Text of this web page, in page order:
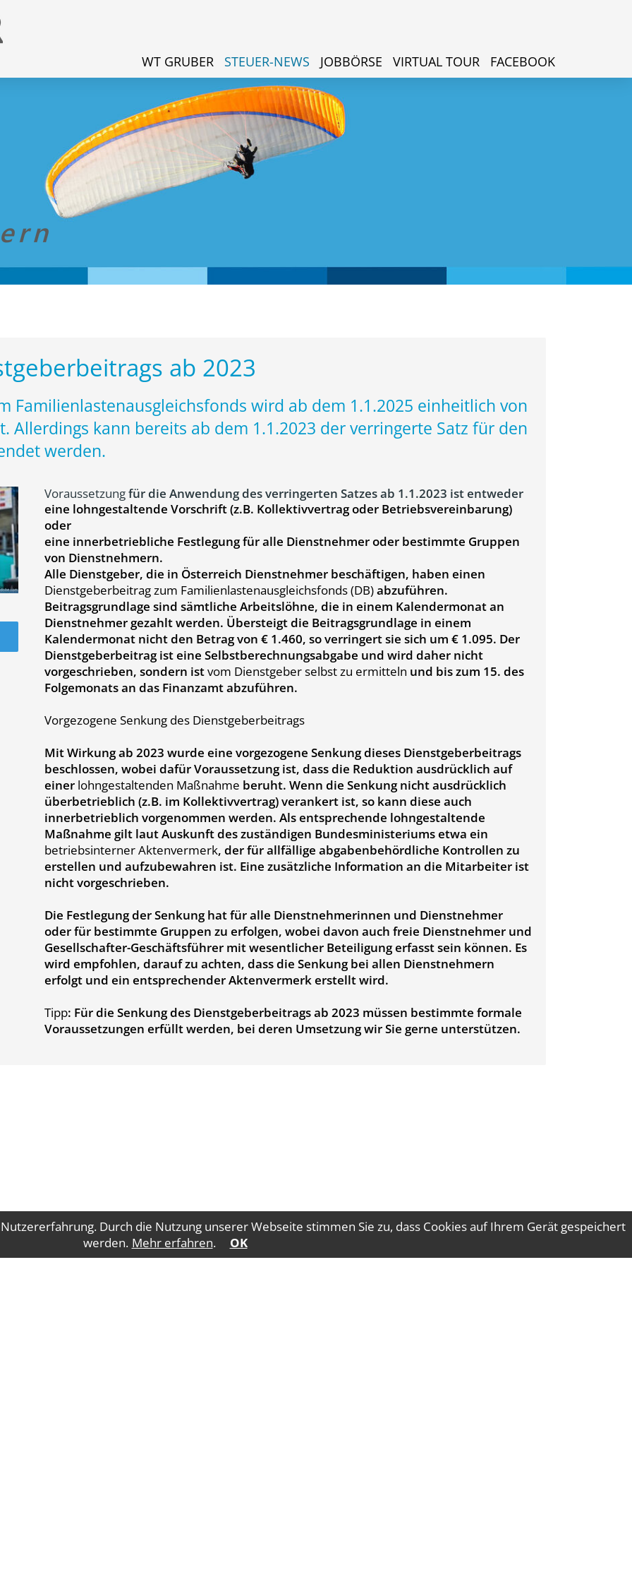
Durch die Nutzung unserer Webseite stimmen Sie zu, dass Cookies auf Ihrem Gerät gespeichert
werden. Mehr erfahren. OK
WT GRUBER STEUER-NEWS JOBBÖRSE VIRTUAL TOUR FACEBOOK
ab 2023
Familienlastenausgleichsfonds wird ab dem 1.1.2025 einheitlich von
Allerdings kann bereits ab dem 1.1.2023 der verringerte Satz für den
werden.
Voraussetzungfür die Anwendung des verringerten Satzes ab 1.1.2023 ist entweder
eine lohngestaltende Vorschrift (z.B. Kollektivvertrag oder Betriebsvereinbarung)
oder
eine innerbetriebliche Festlegung für alle Dienstnehmer oder bestimmte Gruppen
von Dienstnehmern.
Alle Dienstgeber, die in Österreich Dienstnehmer beschäftigen, haben einen
Dienstgeberbeitrag zum Familienlastenausgleichsfonds (DB)abzuführen.
Beitragsgrundlage sind sämtliche Arbeitslöhne, die in einem Kalendermonat an
Dienstnehmer gezahlt werden. Übersteigt die Beitragsgrundlage in einem
Kalendermonat nicht den Betrag von € 1.460, so verringert sie sich um € 1.095. Der
Dienstgeberbeitrag ist eine Selbstberechnungsabgabe und wird daher nicht
vorgeschrieben, sondern istvom Dienstgeber selbst zu ermitteln und bis zum 15. des
Folgemonats an das Finanzamt abzuführen.
Vorgezogene Senkung des Dienstgeberbeitrags
Mit Wirkung ab 2023 wurde eine vorgezogene Senkung dieses Dienstgeberbeitrags
beschlossen, wobei dafür Voraussetzung ist, dass die Reduktion ausdrücklich auf
einer lohngestaltenden Maßnahme beruht. Wenn die Senkung nicht ausdrücklich
überbetrieblich (z.B. im Kollektivvertrag) verankert ist, so kann diese auch
innerbetrieblich vorgenommen werden. Als entsprechende lohngestaltende
Maßnahme gilt laut Auskunft des zuständigen Bundesministeriums etwa ein
betriebsinterner Aktenvermerk, der für allfällige abgabenbehördliche Kontrollen zu
erstellen und aufzubewahren ist. Eine zusätzliche Information an die Mitarbeiter ist
nicht vorgeschrieben.
Die Festlegung der Senkung hat für alle Dienstnehmerinnen und Dienstnehmer
oder für bestimmte Gruppen zu erfolgen, wobei davon auch freie Dienstnehmer und
Gesellschafter-Geschäftsführer mit wesentlicher Beteiligung erfasst sein können. Es
wird empfohlen, darauf zu achten, dass die Senkung bei allen Dienstnehmern
erfolgt und ein entsprechender Aktenvermerk erstellt wird.
Tipp: Für die Senkung des Dienstgeberbeitrags ab 2023 müssen bestimmte formale
Voraussetzungen erfüllt werden, bei deren Umsetzung wir Sie gerne unterstützen.